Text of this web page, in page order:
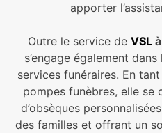
apporter
Outre le service de VSLà
s’engage également
services funéraires. En
pompes funèbres, elle se
d’obsèques
des familles et offrant un